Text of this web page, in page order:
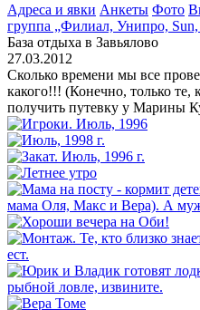
Адреса и явки Анкеты Фото
группа „Филиал, Унипро, Sun,
База отдыха в Завьялово
27.03.2012
Сколько времени мы все
какого!!! (Конечно, только те,
получить путевку у Марины